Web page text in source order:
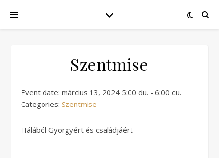
Szentmise
Event date: március 13, 2024 5:00 du. - 6:00 du.
Categories: Szentmise
Hálából Györgyért és családjáért